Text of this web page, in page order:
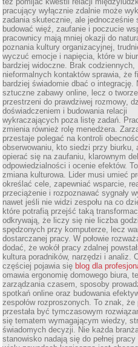
pracujący wyłącznie zdalnie może
zadania skutecznie, ale jednocześnie
budować więź, zaufanie i poczucie
pracownicy mają mniej okazji do
poznania kultury organizacyjnej,
wyczuć emocje i napięcia, które w
bardziej widoczne. Brak codziennych,
nieformalnych kontaktów sprawia, że
bardziej świadomie dbać o integrację.
sztuczne zabawy online, lecz o
przestrzeni do prawdziwej rozmowy,
doświadczeniem i budowania relacji
wykraczających poza listę zadań.
zmienia również rolę menedżera.
przestaje polegać na kontroli
obserwowaniu, kto siedzi przy biurku,
opierać się na zaufaniu, klarownym
odpowiedzialności i ocenie efektów.
zmiana kulturowa. Lider musi umieć
określać cele, zapewniać wsparcie,
przeciążenie i rozpoznawać sygnały
nawet jeśli nie widzi zespołu na co
które potrafią przejść taką
odkrywają, że liczy się nie liczba
spędzonych przy komputerze, lecz
dostarczanej pracy. W połowie
dodać, że wokół pracy zdalnej
kultura poradników, narzędzi i analiz.
częściej pojawia się blog dla
omawia ergonomię domowego biura,
zarządzania czasem, sposoby
spotkań online oraz budowania
zespołów rozproszonych. To znak, że
przestała być tymczasowym
się tematem wymagającym wiedzy,
świadomych decyzji. Nie każda
stanowisko nadają się do pełnej